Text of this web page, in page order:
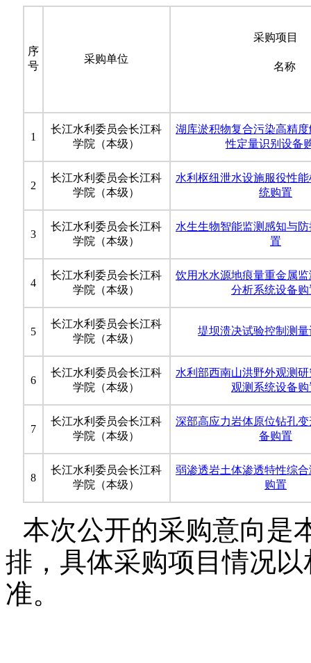
序
号
采购单位
采购项目
名称
1
长江水利委员会长江科
学院（本级）
湖库淤积物复合污染高精
性定量识别设备
2
长江水利委员会长江科
学院（本级）
水利枢纽泄水设施服役性
统购置
3
长江水利委员会长江科
学院（本级）
水生生物智能监测感知与
置
4
长江水利委员会长江科
学院（本级）
饮用水水源地痕量重金属
分析系统设备购
5
长江水利委员会长江科
学院（本级）
堤坝溃决试验控制测
6
长江水利委员会长江科
学院（本级）
水利部西南山洪野外观测
观测系统设备购
7
长江水利委员会长江科
学院（本级）
深部高应力岩体原位钻孔
备购置
8
长江水利委员会长江科
学院（本级）
弱渗透岩土体渗透特性综
购置
本次公开的采购意向是
排，具体采购项目情况
准。